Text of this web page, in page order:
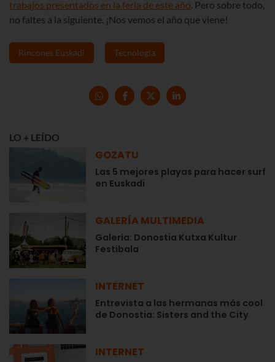
trabajos presentados en la feria de este año. Pero sobre todo,
no faltes a la siguiente. ¡Nos vemos el año que viene!
Rincones Euskadi Tecnología
LO + LEÍDO
GOZATU
Las 5 mejores playas para hacer surf
en Euskadi
GALERÍA MULTIMEDIA
Galería: Donostia Kutxa Kultur
Festibala
INTERNET
Entrevista a las hermanas más cool
de Donostia: Sisters and the City
INTERNET